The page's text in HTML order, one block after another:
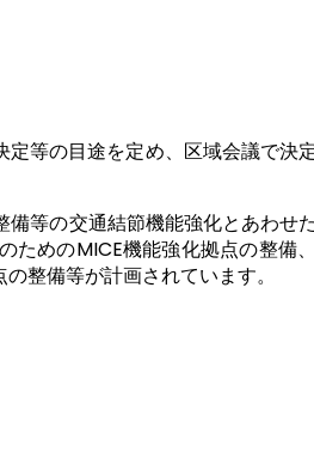
等の目途を定め、区域会議で決
等の交通結節機能強化とあわせ
ためのMICE機能強化拠点の整備
整備等が計画されています。